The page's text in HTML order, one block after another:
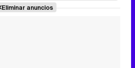
'120 Minutos' celebra sus 2.000 programas en Telemadrid con un vídeo del día a día en la redacción
Eliminar anuncios